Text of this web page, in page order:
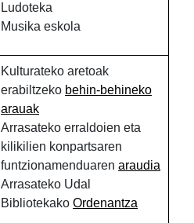
Ludoteka
Musika eskola
Kulturateko aretoak
erabiltzeko behin-behineko
arauak
Arrasateko erraldoien eta
kilikilien konpartsaren
funtzionamenduaren araudia
Arrasateko Udal
Bibliotekako Ordenantza